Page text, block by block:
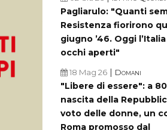
Pagliarulo: "Quanti
Resistenza fiorirono
giugno ’46. Oggi
occhi aperti"
18 Mag 26| Domani
"Libere di essere": a
nascita della
voto delle donne, un
Roma promosso dal